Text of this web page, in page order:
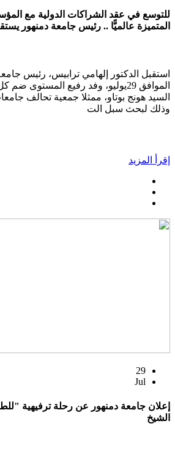
للتوسع في عقد الشراكات الدولية مع
المتميزة عالميًّا .. رئيس جامعة دمنهور
استقبل الدكتور إلهامي ترابيس، رئيس جامعة
الموافق 29يوليو، وفد رفيع المستوى
السيد هونج بوتاو، ممثلا جمعية تحالف
وذلك لبحث سبل الت
إقرأ المزيد
29
Jul
إعلان جامعة دمنهور عن رحلة ترفيهية
الشيخ